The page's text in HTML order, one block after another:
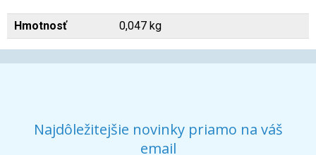
Hmotnosť 0,047 kg
Najdôležitejšie novinky priamo na váš
email